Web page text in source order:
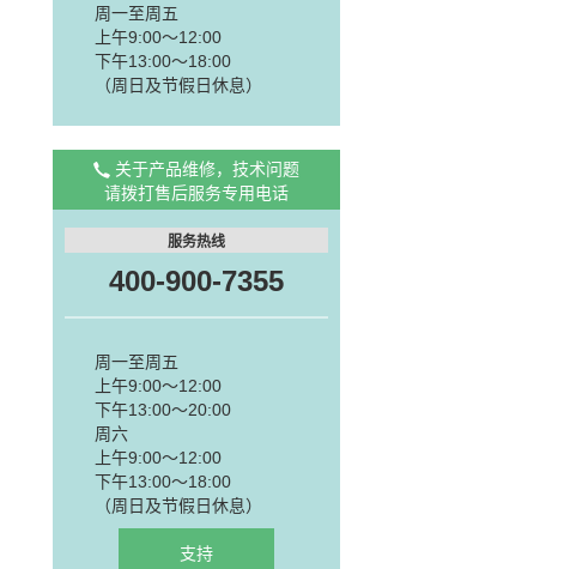
周一至周五
上午9:00～12:00
下午13:00～18:00
（周日及节假日休息）
关于产品维修，技术问题
请拨打售后服务专用电话
服务热线
400-900-7355
周一至周五
上午9:00～12:00
下午13:00～20:00
周六
上午9:00～12:00
下午13:00～18:00
（周日及节假日休息）
支持